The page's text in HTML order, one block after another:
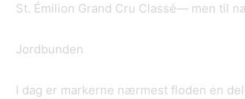
St. Émilion Grand Cru Classé— men til
Jordbunden
I dag er markerne nærmest floden en del